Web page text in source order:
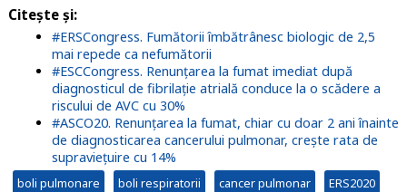
Citește și:
#ERSCongress. Fumătorii îmbătrânesc biologic de 2,5
mai repede ca nefumătorii
#ESCCongress. Renunțarea la fumat imediat după
diagnosticul de fibrilație atrială conduce la o scădere a
riscului de AVC cu 30%
#ASCO20. Renunțarea la fumat, chiar cu doar 2 ani înainte
de diagnosticarea cancerului pulmonar, crește rata de
supraviețuire cu 14%
boli pulmonare boli respiratorii cancer pulmonar ERS2020